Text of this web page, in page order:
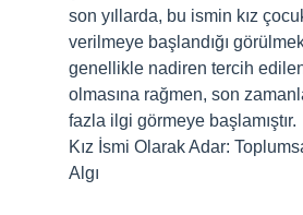
son yıllarda, bu ismin kız
verilmeye başlandığı
genellikle nadiren tercih
olmasına rağmen, son
fazla ilgi görmeye başlamıştır.
Kız İsmi Olarak Adar:
Algı